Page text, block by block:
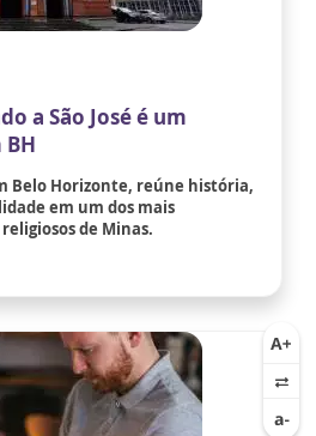
a São José é um
Belo Horizonte, reúne história,
em um dos mais
de Minas.